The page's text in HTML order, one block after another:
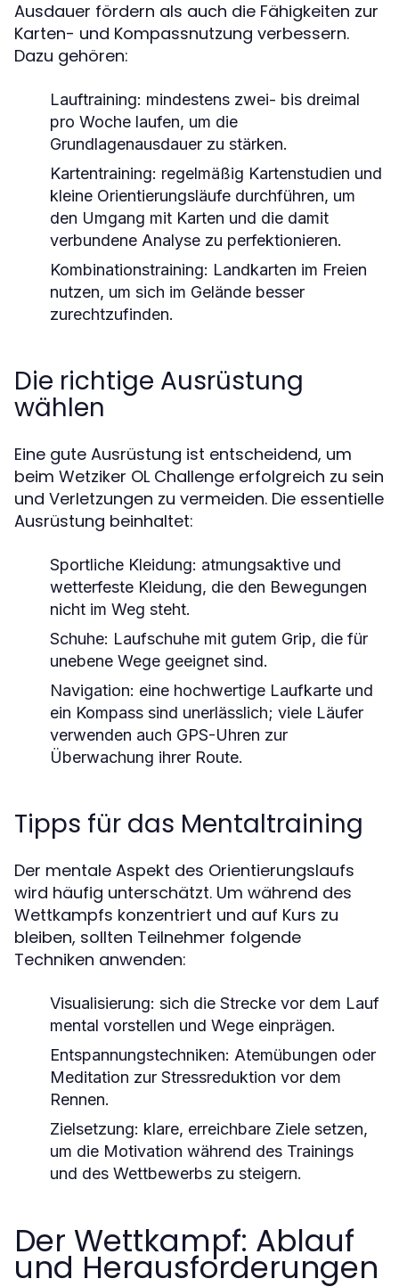
Ausdauer fördern als auch die Fähigkeiten zur
Karten- und Kompassnutzung verbessern.
Dazu gehören:
Lauftraining: mindestens zwei- bis dreimal
pro Woche laufen, um die
Grundlagenausdauer zu stärken.
Kartentraining: regelmäßig Kartenstudien und
kleine Orientierungsläufe durchführen, um
den Umgang mit Karten und die damit
verbundene Analyse zu perfektionieren.
Kombinationstraining: Landkarten im Freien
nutzen, um sich im Gelände besser
zurechtzufinden.
Die richtige Ausrüstung
wählen
Eine gute Ausrüstung ist entscheidend, um
beim Wetziker OL Challenge erfolgreich zu sein
und Verletzungen zu vermeiden. Die essentielle
Ausrüstung beinhaltet:
Sportliche Kleidung: atmungsaktive und
wetterfeste Kleidung, die den Bewegungen
nicht im Weg steht.
Schuhe: Laufschuhe mit gutem Grip, die für
unebene Wege geeignet sind.
Navigation: eine hochwertige Laufkarte und
ein Kompass sind unerlässlich; viele Läufer
verwenden auch GPS-Uhren zur
Überwachung ihrer Route.
Tipps für das Mentaltraining
Der mentale Aspekt des Orientierungslaufs
wird häufig unterschätzt. Um während des
Wettkampfs konzentriert und auf Kurs zu
bleiben, sollten Teilnehmer folgende
Techniken anwenden:
Visualisierung: sich die Strecke vor dem Lauf
mental vorstellen und Wege einprägen.
Entspannungstechniken: Atemübungen oder
Meditation zur Stressreduktion vor dem
Rennen.
Zielsetzung: klare, erreichbare Ziele setzen,
um die Motivation während des Trainings
und des Wettbewerbs zu steigern.
Der Wettkampf: Ablauf
und Herausforderungen